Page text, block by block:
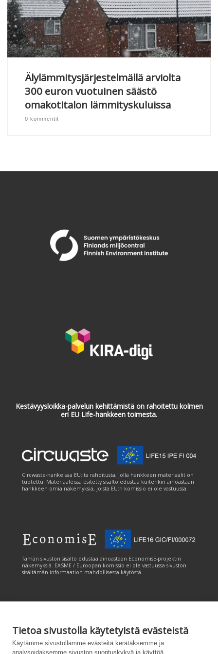
Tietoa sivustolla käytetyistä evästeistä
Käytämme sivustollamme evästeitä kerätäksemme ja
analysoidaksemme sivuston suorituskykyä ja käyttöä,
Älylämmitysjärjestelmällä arviolta
300 euron vuotuinen säästö
omakotitalon lämmityskuluissa
0 kommentit
Kestävyysloikka-palvelun kehittämistä on rahoitettu kolmen
eri EU Life-hankkeen toimesta.
Circwaste-hanke saa EU:lta rahoitusta, jolla hankkeen materiaalit on
tuotettu. Materiaaleissa esitetty sisältö edustaa kuitenkin ainoastaan
hankkeen omia näkemyksiä, joista EU:n komissio ei ole vastuussa.
Tämän sivuston sisältö edustaa ainoastaan EconomisE-projektin
näkemyksiä. EASME / Euroopan komissio ei ole vastuussa sivuston
sisältämän informaation mahdollisesta käytöstä.
Tämän sivuston tuottamiseen on saatu rahoitusta Euroopan unionin
LIFE-ohjelmasta. Tämän sivuston sisältö edustaa ainoastaan